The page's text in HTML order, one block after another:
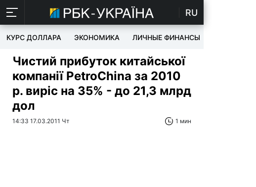
RU
КУРС ДОЛЛАРА ЭКОНОМИКА ЛИЧНЫЕ ФИНАНСЫ
Чистий прибуток китайської
компанії PetroChina за 2010
р. виріс на 35% - до 21,3 млрд
дол
14:33 17.03.2011 Чт 1 мин